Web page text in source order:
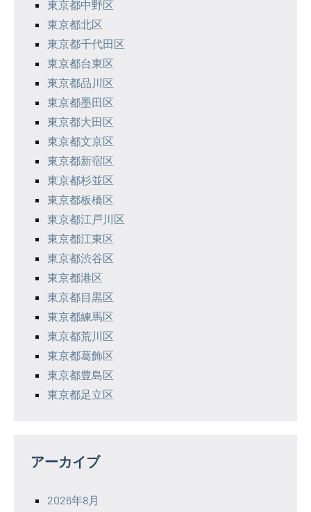
東京都中野区
東京都北区
東京都千代田区
東京都台東区
東京都品川区
東京都墨田区
東京都大田区
東京都文京区
東京都新宿区
東京都杉並区
東京都板橋区
東京都江戸川区
東京都江東区
東京都渋谷区
東京都港区
東京都目黒区
東京都練馬区
東京都荒川区
東京都葛飾区
東京都豊島区
東京都足立区
アーカイブ
2026年8月